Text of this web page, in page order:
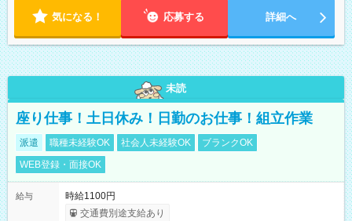
気になる！ 応募する 詳細へ
未読
座り仕事！土日休み！日勤のお仕事！組立作業
派遣 職種未経験OK 社会人未経験OK
ブランクOK
WEB登録・面接OK
給与
時給1100円
交通費別途支給あり